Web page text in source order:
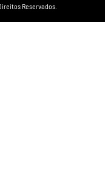
Reservados.